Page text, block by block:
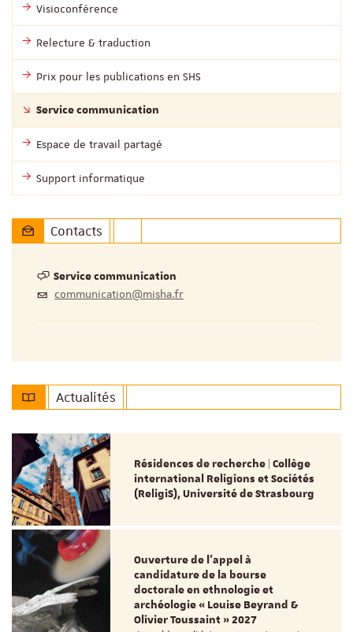
Visioconférence
Relecture & traduction
Prix pour les publications en SHS
Service communication
Espace de travail partagé
Support informatique
Contacts
Service communication
communication@misha.fr
Actualités
Résidences de recherche | Collège
international Religions et Sociétés
(ReligiS), Université de Strasbourg
Ouverture de l'appel à
candidature de la bourse
doctorale en ethnologie et
archéologie « Louise Beyrand &
Olivier Toussaint » 2027